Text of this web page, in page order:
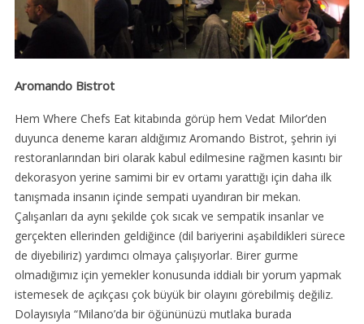
Aromando Bistrot
Hem Where Chefs Eat kitabında görüp hem Vedat Milor’den
duyunca deneme kararı aldığımız Aromando Bistrot, şehrin iyi
restoranlarından biri olarak kabul edilmesine rağmen kasıntı bir
dekorasyon yerine samimi bir ev ortamı yarattığı için daha ilk
tanışmada insanın içinde sempati uyandıran bir mekan.
Çalışanları da aynı şekilde çok sıcak ve sempatik insanlar ve
gerçekten ellerinden geldiğince (dil bariyerini aşabildikleri sürece
de diyebiliriz) yardımcı olmaya çalışıyorlar. Birer gurme
olmadığımız için yemekler konusunda iddialı bir yorum yapmak
istemesek de açıkçası çok büyük bir olayını görebilmiş değiliz.
Dolayısıyla “Milano’da bir öğününüzü mutlaka burada